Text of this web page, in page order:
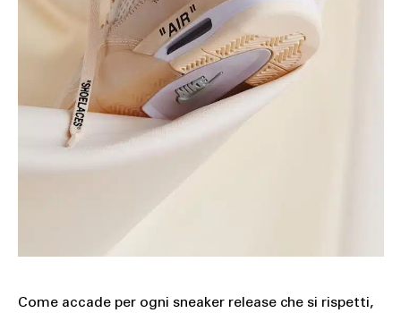
Come accade per ogni sneaker release che si rispetti,